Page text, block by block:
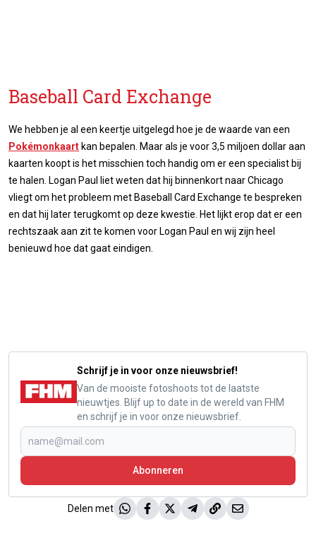
Baseball Card Exchange
We hebben je al een keertje uitgelegd hoe je de waarde van een
Pokémonkaart kan bepalen. Maar als je voor 3,5 miljoen dollar aan
kaarten koopt is het misschien toch handig om er een specialist bij
te halen. Logan Paul liet weten dat hij binnenkort naar Chicago
vliegt om het probleem met Baseball Card Exchange te bespreken
en dat hij later terugkomt op deze kwestie. Het lijkt erop dat er een
rechtszaak aan zit te komen voor Logan Paul en wij zijn heel
benieuwd hoe dat gaat eindigen.
Schrijf je in voor onze nieuwsbrief!
Van de mooiste fotoshoots tot de laatste
nieuwtjes. Blijf up to date in de wereld van FHM
en schrijf je in voor onze nieuwsbrief.
Abonneren
Delen met